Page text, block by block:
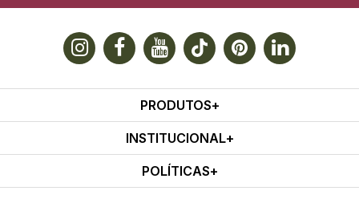
PRODUTOS
INSTITUCIONAL
POLÍTICAS